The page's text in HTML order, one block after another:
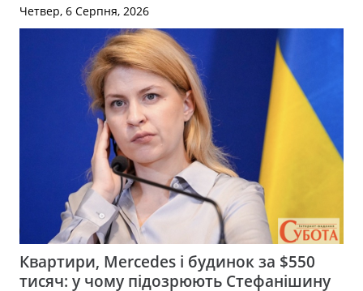
Четвер, 6 Серпня, 2026
Квартири, Mercedes і будинок за $550
тисяч: у чому підозрюють Стефанішину